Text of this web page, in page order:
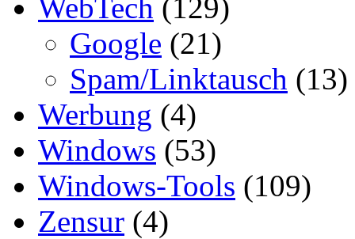
WebTech (129)
Google (21)
Spam/Linktausch (13)
Werbung (4)
Windows (53)
Windows-Tools (109)
Zensur (4)